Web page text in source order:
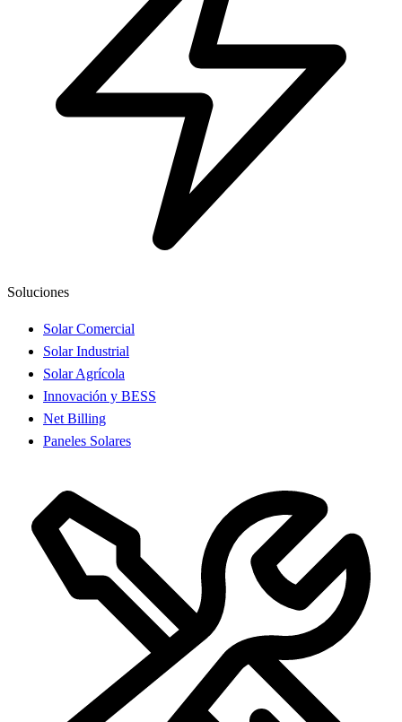
Soluciones
Solar Comercial
Solar Industrial
Solar Agrícola
Innovación y BESS
Net Billing
Paneles Solares